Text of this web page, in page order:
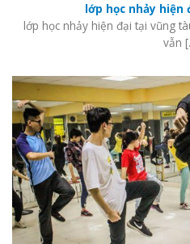
lớp học nhảy
lớp học nhảy hiện đại tại vũng
vẫn